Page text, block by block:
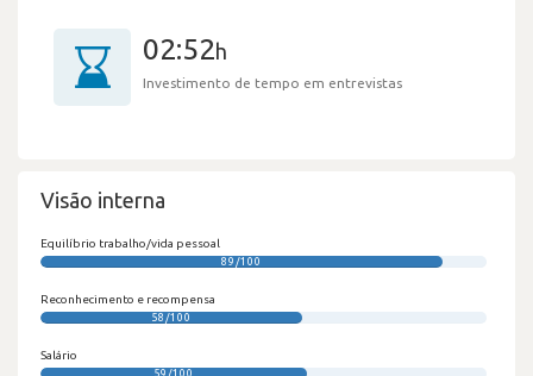
02:52h
Investimento de tempo em entrevistas
Visão interna
Equilíbrio trabalho/vida pessoal
89/100
Reconhecimento e recompensa
58/100
Salário
59/100